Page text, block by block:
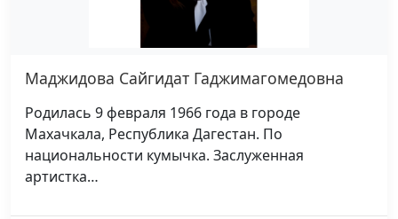
Маджидова Сайгидат Гаджимагомедовна
Родилась 9 февраля 1966 года в городе
Махачкала, Республика Дагестан. По
национальности кумычка. Заслуженная
артистка…